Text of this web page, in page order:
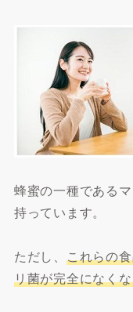
蜂蜜の一種である
持っています。
ただし、 これらの
リ菌が完全になく